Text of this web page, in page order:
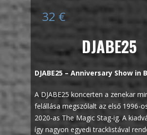
32 €
DJABE25
DJABE25 – Anniversary Show in
A DJABE25 koncerten a zenekar
felállása megszólalt az első 1996-
2020-as The Magic Stag-ig. A
így nagyon egyedi tracklistával